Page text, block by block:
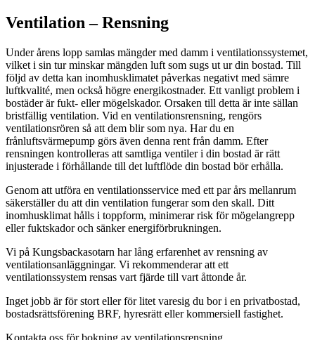
Ventilation – Rensning
Under årens lopp samlas mängder med damm i ventilationssystemet,
vilket i sin tur minskar mängden luft som sugs ut ur din bostad. Till
följd av detta kan inomhusklimatet påverkas negativt med sämre
luftkvalité, men också högre energikostnader. Ett vanligt problem i
bostäder är fukt- eller mögelskador. Orsaken till detta är inte sällan
bristfällig ventilation. Vid en ventilationsrensning, rengörs
ventilationsrören så att dem blir som nya. Har du en
frånluftsvärmepump görs även denna rent från damm. Efter
rensningen kontrolleras att samtliga ventiler i din bostad är rätt
injusterade i förhållande till det luftflöde din bostad bör erhålla.
Genom att utföra en ventilationsservice med ett par års mellanrum
säkerställer du att din ventilation fungerar som den skall. Ditt
inomhusklimat hålls i toppform, minimerar risk för mögelangrepp
eller fuktskador och sänker energiförbrukningen.
Vi på Kungsbackasotarn har lång erfarenhet av rensning av
ventilationsanläggningar. Vi rekommenderar att ett
ventilationssystem rensas vart fjärde till vart åttonde år.
Inget jobb är för stort eller för litet varesig du bor i en privatbostad,
bostadsrättsförening BRF, hyresrätt eller kommersiell fastighet.
Kontakta oss för bokning av ventilationsrensning.